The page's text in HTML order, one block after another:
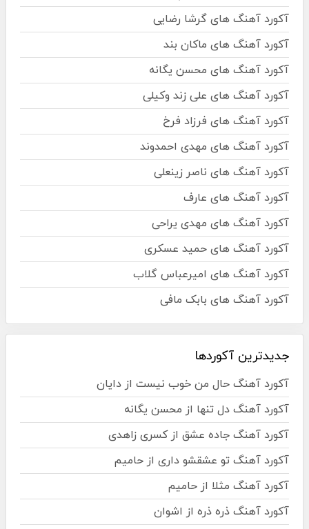
آکورد آهنگ های گرشا رضایی
آکورد آهنگ های ماکان بند
آکورد آهنگ های محسن یگانه
آکورد آهنگ های علی زند وکیلی
آکورد آهنگ های فرزاد فرخ
آکورد آهنگ های مهدی احمدوند
آکورد آهنگ های ناصر زینعلی
آکورد آهنگ های عارف
آکورد آهنگ های مهدی یراحی
آکورد آهنگ های حمید عسکری
آکورد آهنگ های امیرعباس گلاب
آکورد آهنگ های بابک مافی
جدیدترین آکوردها
آکورد آهنگ حال من خوب نیست از دایان
آکورد آهنگ دل تنها از محسن یگانه
آکورد آهنگ جاده عشق از کسری زاهدی
آکورد آهنگ تو عشقشو داری از حامیم
آکورد آهنگ مثلا از حامیم
آکورد آهنگ ذره ذره از اشوان